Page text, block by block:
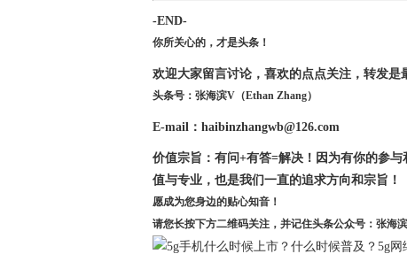
-END-
你所关心的，才是头条！
欢迎大家留言讨论，喜欢的点点关注，转发是
头条号：张海滨V（Ethan Zhang）
E-mail：haibinzhangwb@126.com
价值宗旨：有问+有答=解决！因为有你的参
值与专业，也是我们一直的追求方向和宗旨！
愿成为您身边的贴心知音！
请您长按下方二维码关注，并记住头条公众号：张海